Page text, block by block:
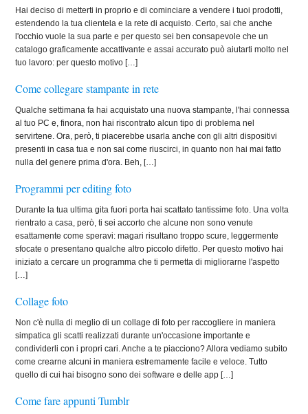
Hai deciso di metterti in proprio e di cominciare a vendere i tuoi prodotti,
estendendo la tua clientela e la rete di acquisto. Certo, sai che anche
l'occhio vuole la sua parte e per questo sei ben consapevole che un
catalogo graficamente accattivante e assai accurato può aiutarti molto nel
tuo lavoro: per questo motivo […]
Come collegare stampante in rete
Qualche settimana fa hai acquistato una nuova stampante, l'hai connessa
al tuo PC e, finora, non hai riscontrato alcun tipo di problema nel
servirtene. Ora, però, ti piacerebbe usarla anche con gli altri dispositivi
presenti in casa tua e non sai come riuscirci, in quanto non hai mai fatto
nulla del genere prima d'ora. Beh, […]
Programmi per editing foto
Durante la tua ultima gita fuori porta hai scattato tantissime foto. Una volta
rientrato a casa, però, ti sei accorto che alcune non sono venute
esattamente come speravi: magari risultano troppo scure, leggermente
sfocate o presentano qualche altro piccolo difetto. Per questo motivo hai
iniziato a cercare un programma che ti permetta di migliorarne l'aspetto
[…]
Collage foto
Non c'è nulla di meglio di un collage di foto per raccogliere in maniera
simpatica gli scatti realizzati durante un'occasione importante e
condividerli con i propri cari. Anche a te piacciono? Allora vediamo subito
come crearne alcuni in maniera estremamente facile e veloce. Tutto
quello di cui hai bisogno sono dei software e delle app […]
Come fare appunti Tumblr